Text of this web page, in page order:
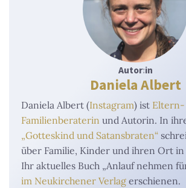
Autor:in
Daniela Albert
Daniela Albert (Instagram) ist
Familienberaterin und Autorin. In
„Gotteskind und Satansbraten“
über Familie, Kinder und ihren Ort
Ihr aktuelles Buch „Anlauf nehmen
im Neukirchener Verlag erschienen.